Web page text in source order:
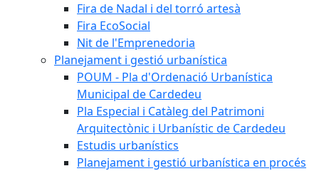
Fira de Nadal i del torró artesà
Fira EcoSocial
Nit de l'Emprenedoria
Planejament i gestió urbanística
POUM - Pla d'Ordenació Urbanística
Municipal de Cardedeu
Pla Especial i Catàleg del Patrimoni
Arquitectònic i Urbanístic de Cardedeu
Estudis urbanístics
Planejament i gestió urbanística en procés